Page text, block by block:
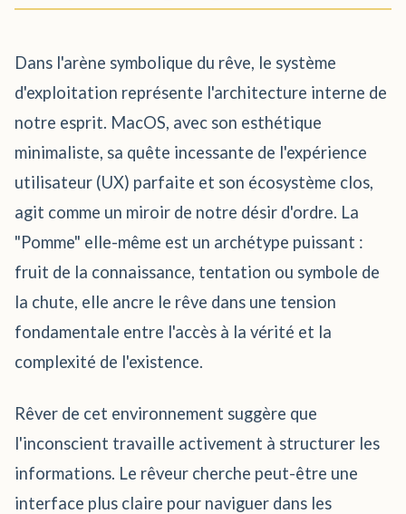
Dans l'arène symbolique du rêve, le système
d'exploitation représente l'architecture interne de
notre esprit. MacOS, avec son esthétique
minimaliste, sa quête incessante de l'expérience
utilisateur (UX) parfaite et son écosystème clos,
agit comme un miroir de notre désir d'ordre. La
"Pomme" elle-même est un archétype puissant :
fruit de la connaissance, tentation ou symbole de
la chute, elle ancre le rêve dans une tension
fondamentale entre l'accès à la vérité et la
complexité de l'existence.
Rêver de cet environnement suggère que
l'inconscient travaille activement à structurer les
informations. Le rêveur cherche peut-être une
interface plus claire pour naviguer dans les